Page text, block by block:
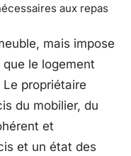
aux repas
mais impose
le logement
propriétaire
du mobilier, du
et
et un état des